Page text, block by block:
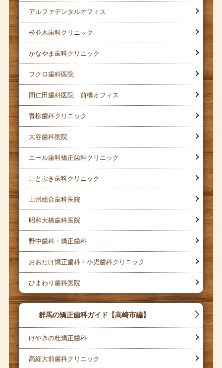
アルファデンタルオフィス
松並木歯科クリニック
かなやま歯科クリニック
フクロ歯科医院
間仁田歯科医院 前橋オフィス
青柳歯科クリニック
大谷歯科医院
エール歯科矯正歯科クリニック
ことぶき歯科クリニック
上州総合歯科医院
昭和大橋歯科医院
野中歯科・矯正歯科
おおたけ矯正歯科・小児歯科クリニック
ひまわり歯科医院
群馬の矯正歯科ガイド【高崎市編】
けやきの杜矯正歯科
高経大前歯科クリニック